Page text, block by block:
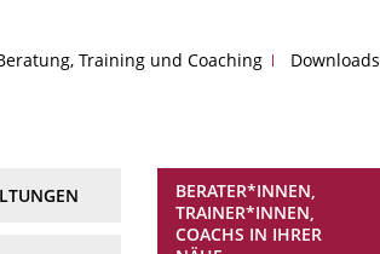
Training und Coaching Downloads
BERATER*INNEN,
TRAINER*INNEN,
COACHS IN IHRER